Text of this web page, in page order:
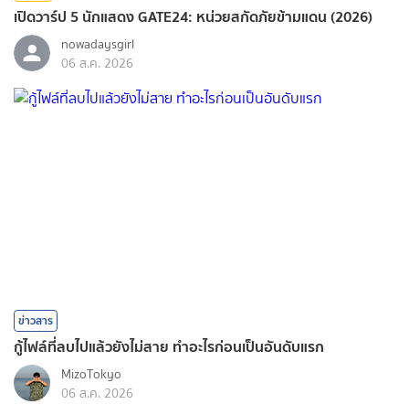
เปิดวาร์ป 5 นักแสดง GATE24: หน่วยสกัดภัยข้ามแดน (2026)
nowadaysgirl
06 ส.ค. 2026
ข่าวสาร
กู้ไฟล์ที่ลบไปแล้วยังไม่สาย ทำอะไรก่อนเป็นอันดับแรก
MizoTokyo
06 ส.ค. 2026